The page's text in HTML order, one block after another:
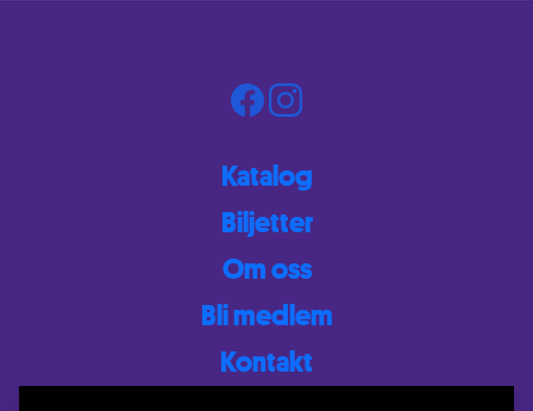
Katalog
Biljetter
Om oss
Bli medlem
Kontakt